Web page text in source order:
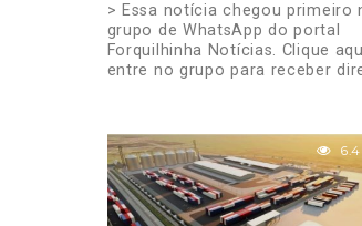
> Essa notícia chegou primeiro
grupo de WhatsApp do portal
Forquilhinha Notícias. Clique
entre no grupo para receber